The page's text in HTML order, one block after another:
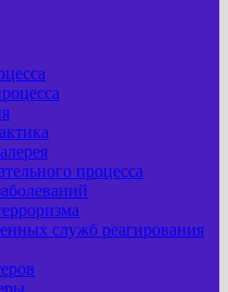
процесса
служб реагирования